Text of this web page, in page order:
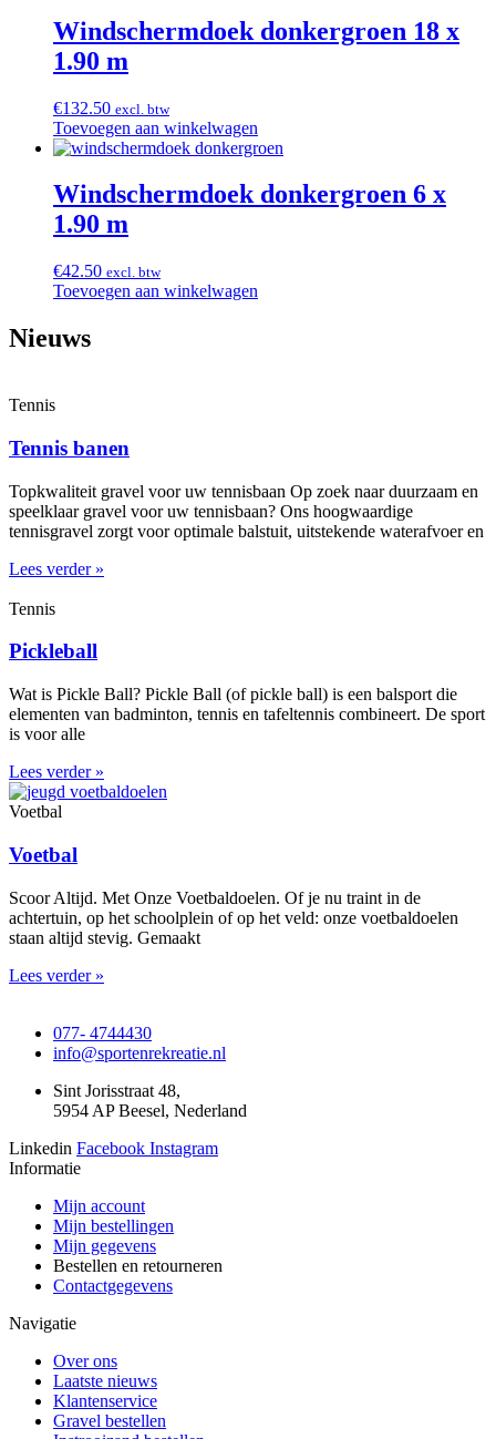
Windschermdoek donkergroen 18 x
1.90 m
€132.50 excl. btw
Toevoegen aan winkelwagen
Windschermdoek donkergroen 6 x
1.90 m
€42.50 excl. btw
Toevoegen aan winkelwagen
Nieuws
Tennis
Tennis banen
Topkwaliteit gravel voor uw tennisbaan Op zoek naar duurzaam en
speelklaar gravel voor uw tennisbaan? Ons hoogwaardige
tennisgravel zorgt voor optimale balstuit, uitstekende waterafvoer en
Lees verder »
Tennis
Pickleball
Wat is Pickle Ball? Pickle Ball (of pickle ball) is een balsport die
elementen van badminton, tennis en tafeltennis combineert. De sport
is voor alle
Lees verder »
Voetbal
Voetbal
Scoor Altijd. Met Onze Voetbaldoelen. Of je nu traint in de
achtertuin, op het schoolplein of op het veld: onze voetbaldoelen
staan altijd stevig. Gemaakt
Lees verder »
077- 4744430
info@sportenrekreatie.nl
Sint Jorisstraat 48,
5954 AP Beesel, Nederland
Linkedin Facebook Instagram
Informatie
Mijn account
Mijn bestellingen
Mijn gegevens
Bestellen en retourneren
Contactgegevens
Navigatie
Over ons
Laatste nieuws
Klantenservice
Gravel bestellen